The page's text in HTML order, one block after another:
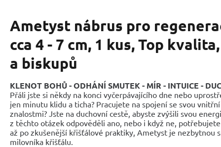
Ametyst nábrus pro
cca 4 - 7 cm, 1 kus, Top
a biskupů
KLENOT BOHŮ - ODHÁNÍ SMUTEK - MÍR - INTUICE -
Přáli jste si někdy na konci vyčerpávajícího dne nebo
jen minutu klidu a ticha? Pracujete na spojení se svou
znalostmi? Jste na duchovní cestě, abyste zvýšili svou
z těchto otázek odpověděli ano, nebo i když ne,
až po zkušenější křišťálové praktiky, Ametyst je nezbytnou
milovníka křišťálu.